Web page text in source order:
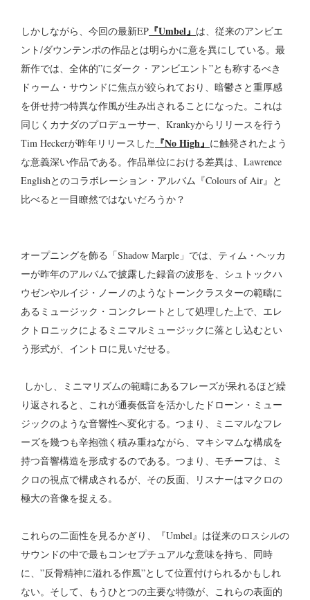
しかしながら、今回の最新EP 『Umbel』 は、従来のアンビエ
ント/ダウンテンポの作品とは明らかに意を異にしている。最
新作では、全体的”にダーク・アンビエント”とも称するべき
ドゥーム・サウンドに焦点が絞られており、暗鬱さと重厚感
を併せ持つ特異な作風が生み出されることになった。これは
同じくカナダのプロデューサー、Krankyからリリースを行う
Tim Heckerが昨年リリースした 『No High』 に触発されたよう
な意義深い作品である。作品単位における差異は、Lawrence
Englishとのコラボレーション・アルバム『Colours of Air』と
比べると一目瞭然ではないだろうか？
オープニングを飾る「Shadow Marple」では、ティム・ヘッカ
ーが昨年のアルバムで披露した録音の波形を、シュトックハ
ウゼンやルイジ・ノーノのようなトーンクラスターの範疇に
あるミュージック・コンクレートとして処理した上で、エレ
クトロニックによるミニマルミュージックに落とし込むとい
う形式が、イントロに見いだせる。
しかし、ミニマリズムの範疇にあるフレーズが呆れるほど繰
り返されると、これが通奏低音を活かしたドローン・ミュー
ジックのような音響性へ変化する。つまり、ミニマルなフレ
ーズを幾つも辛抱強く積み重ねながら、マキシマムな構成を
持つ音響構造を形成するのである。つまり、モチーフは、ミ
クロの視点で構成されるが、その反面、リスナーはマクロの
極大の音像を捉える。
これらの二面性を見るかぎり、『Umbel』は従来のロスシルの
サウンドの中で最もコンセプチュアルな意味を持ち、同時
に、”反骨精神に溢れる作風”として位置付けられるかもしれ
ない。そして、もうひとつの主要な特徴が、これらの表面的